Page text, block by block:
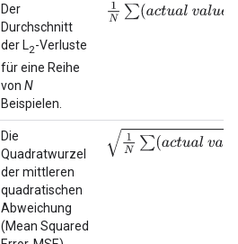
Der
Durchschnitt
der L2-Verluste
für eine Reihe
von N
Beispielen.
1N ∑(actual value−pre
Die
Quadratwurzel
der mittleren
quadratischen
Abweichung
(Mean Squared
N∑(actualvalue−pre